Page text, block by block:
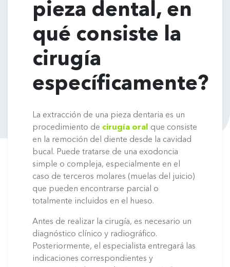
pieza dental, en
qué consiste la
cirugía
específicamente?
La extracción de una pieza dentaria es un
procedimiento de cirugía oral
que consiste
en la remoción del diente desde la cavidad
bucal. Puede tratarse de una exodoncia
simple o compleja, especialmente en el
caso de terceros molares (muelas del juicio)
que pueden encontrarse parcial o
totalmente incluidos en el hueso.
Antes de realizar la cirugía, es necesario un
diagnóstico clínico y radiográfico.
Posteriormente, el especialista entregará las
indicaciones correspondientes y